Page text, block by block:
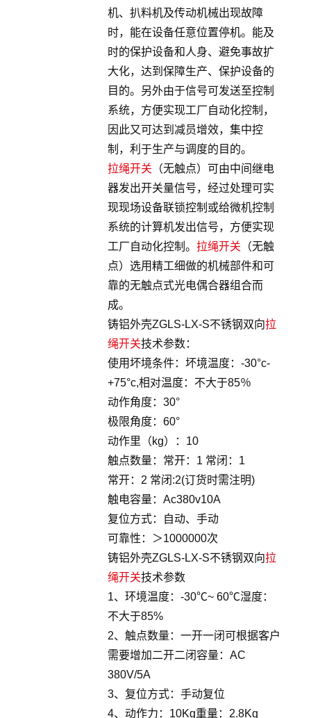
机、扒料机及传动机械出现故障
时，能在设备任意位置停机。能及
时的保护设备和人身、避免事故扩
大化，达到保障生产、保护设备的
目的。另外由于信号可发送至控制
系统，方便实现工厂自动化控制，
因此又可达到减员增效，集中控
制，利于生产与调度的目的。
拉绳开关 （无触点）可由中间继电
器发出开关量信号，经过处理可实
现现场设备联锁控制或给微机控制
系统的计算机发出信号，方便实现
工厂自动化控制。 拉绳开关 （无触
点）选用精工细做的机械部件和可
靠的无触点式光电偶合器组合而
成。
铸铝外壳ZGLS-LX-S不锈钢双向拉
绳开关技术参数：
使用坏境条件：坏境温度：-30°c-
+75°c,相对温度：不大于85％
动作角度：30°
极限角度：60°
动作里（kg）：10
触点数量：常开：1 常闭：1
常开：2 常闭:2(订货时需注明)
触电容量：Ac380v10A
复位方式：自动、手动
可靠性：＞1000000次
铸铝外壳ZGLS-LX-S不锈钢双向拉
绳开关技术参数
1、环境温度：-30℃~ 60℃湿度：
不大于85%
2、触点数量：一开一闭可根据客户
需要增加二开二闭容量：AC
380V/5A
3、复位方式：手动复位
4、动作力：10Kg重量：2.8Kg